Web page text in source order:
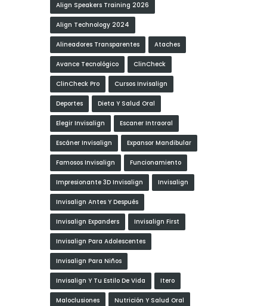
Align Speakers Training 2026
Align Technology 2024
Alineadores Transparentes Ataches
Avance Tecnológico ClinCheck
ClinCheck Pro Cursos Invisalign
Deportes Dieta Y Salud Oral
Elegir Invisalign Escaner Intraoral
Escáner Invisalign Expansor Mandibular
Famosos Invisalign Funcionamiento
Impresionante 3D Invisalign Invisalign
Invisalign Antes Y Después
Invisalign Expanders Invisalign First
Invisalign Para Adolescentes
Invisalign Para Niños
Invisalign Y Tu Estilo De Vida Itero
Maloclusiones Nutrición Y Salud Oral